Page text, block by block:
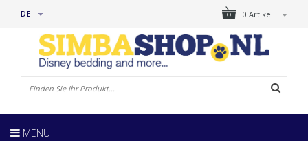
0 Artikel
DE
MENU